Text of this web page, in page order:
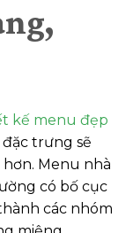
kế menu đẹp
trưng sẽ
Menu nhà
có bố cục
các nhóm